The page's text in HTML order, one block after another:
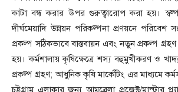
কাটা বন্ধ করার উপর গুরুত্বারোপ করা হয়।
দীর্ঘমেয়াদি উন্নয়ন পরিকল্পনা প্রণয়নে পরিবেশ
প্রকল্প সঠিকভাবে বাস্তবায়ন এবং নতুন প্রকল্প
হয়। কর্মশালায় কৃষিক্ষেত্রে শস্য বহুমুখীকরণ ও
প্রকল্প গ্রহণ; আধুনিক কৃষি মার্কেটিং এর মাধ্যমে
চট্টগ্রাম এলাকার জন্য আমব্রেলা প্রজেক্ট/মাস্টার